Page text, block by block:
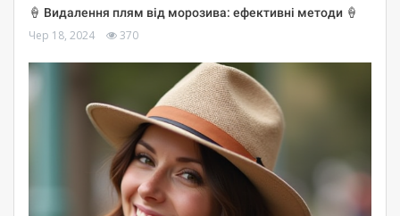
🍦 Видалення плям від морозива: ефективні методи 🍦
Чер 18, 2024 370